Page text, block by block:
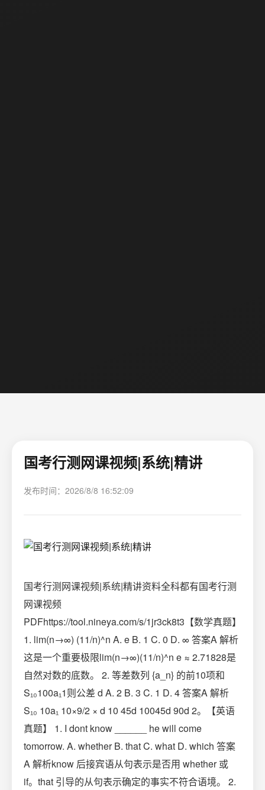
国考行测网课视频|系统|精讲
发布时间：2026/8/8 16:52:09
国考行测网课视频|系统|精讲资料全科都有国考行测
网课视频
PDFhttps://tool.nineya.com/s/1jr3ck8t3【数学真题】
1. lim(n→∞) (11/n)^n A. e B. 1 C. 0 D. ∞ 答案A 解析
这是一个重要极限lim(n→∞)(11/n)^n e ≈ 2.71828是
自然对数的底数。 2. 等差数列 {a_n} 的前10项和
S₁₀100a₁1则公差 d A. 2 B. 3 C. 1 D. 4 答案A 解析
S₁₀ 10a₁ 10×9/2 × d 10 45d 10045d 90d 2。【英语
真题】 1. I dont know ______ he will come
tomorrow. A. whether B. that C. what D. which 答案
A 解析know 后接宾语从句表示是否用 whether 或
if。that 引导的从句表示确定的事实不符合语境。 2.